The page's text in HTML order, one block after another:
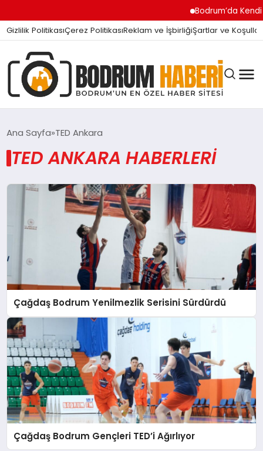
Bodrum’da Kendi
Gizlilik PolitikasıÇerez PolitikasıReklam ve İşbirliğiŞartlar ve Koşullar
BODRUM BODRUM
KÖŞE YAZILARI
YAŞAM
SPOR
MUĞLA
Ana Sayfa TED Ankara
TED ANKARA HABERLERI
Çağdaş Bodrum Yenilmezlik Serisini Sürdürdü
Çağdaş Bodrum Gençleri TED’i Ağırlıyor